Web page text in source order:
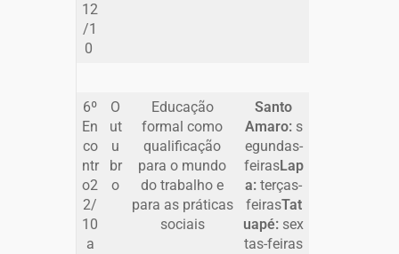
12
/1
0
6º
En
co
ntr
o2
2/
10
a
O
ut
u
br
o
Educação
formal como
qualificação
para o mundo
do trabalho e
para as práticas
sociais
Santo
Amaro:s
egundas-
feirasLap
a: terças-
feirasTat
uapé: sex
tas-feiras